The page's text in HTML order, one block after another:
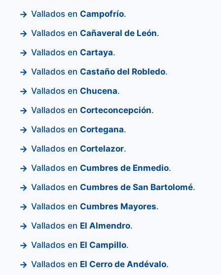
Vallados en Campofrío.
Vallados en Cañaveral de León.
Vallados en Cartaya.
Vallados en Castaño del Robledo.
Vallados en Chucena.
Vallados en Corteconcepción.
Vallados en Cortegana.
Vallados en Cortelazor.
Vallados en Cumbres de Enmedio.
Vallados en Cumbres de San Bartolomé.
Vallados en Cumbres Mayores.
Vallados en El Almendro.
Vallados en El Campillo.
Vallados en El Cerro de Andévalo.